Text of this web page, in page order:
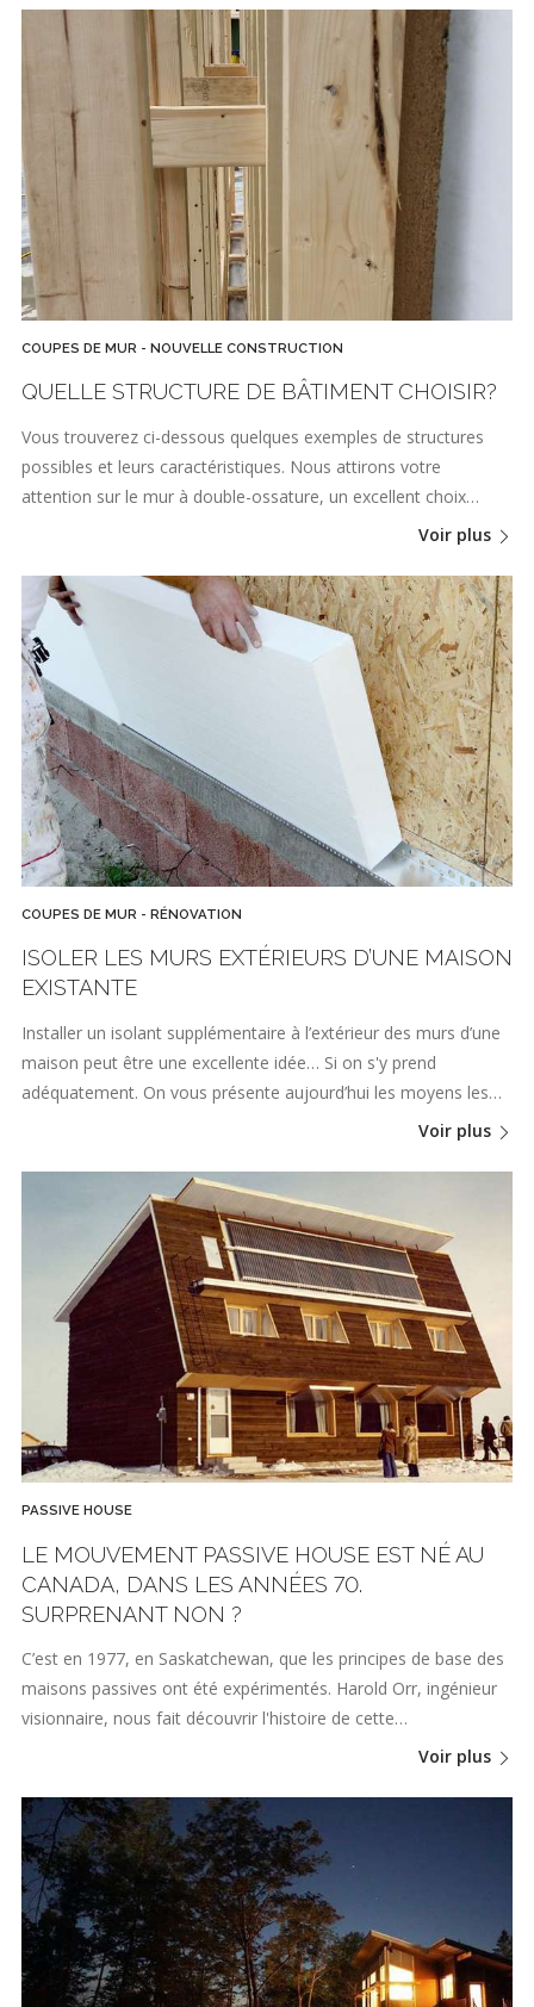
COUPES DE MUR - NOUVELLE CONSTRUCTION
QUELLE STRUCTURE DE BÂTIMENT CHOISIR?
Vous trouverez ci-dessous quelques exemples de structures
possibles et leurs caractéristiques. Nous attirons votre
attention sur le mur à double-ossature, un excellent choix…
Voir plus
COUPES DE MUR - RÉNOVATION
ISOLER LES MURS EXTÉRIEURS D’UNE MAISON
EXISTANTE
Installer un isolant supplémentaire à l’extérieur des murs d’une
maison peut être une excellente idée… Si on s'y prend
adéquatement. On vous présente aujourd’hui les moyens les…
Voir plus
PASSIVE HOUSE
LE MOUVEMENT PASSIVE HOUSE EST NÉ AU
CANADA, DANS LES ANNÉES 70.
SURPRENANT NON ?
C’est en 1977, en Saskatchewan, que les principes de base des
maisons passives ont été expérimentés. Harold Orr, ingénieur
visionnaire, nous fait découvrir l'histoire de cette…
Voir plus